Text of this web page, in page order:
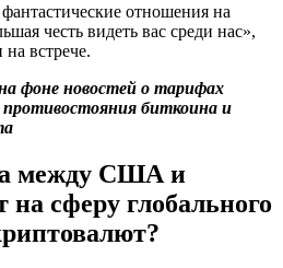
отношения на
честь видеть вас среди нас»,
встрече.
фоне новостей о тарифах
биткоина и
между США и
сферу глобального